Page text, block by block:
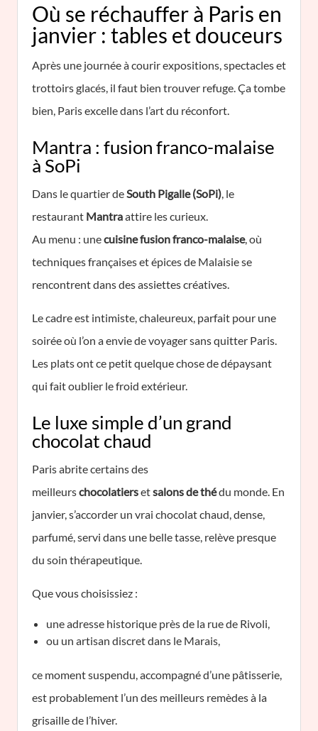
Où se réchauffer à Paris en
janvier : tables et douceurs
Après une journée à courir expositions, spectacles et
trottoirs glacés, il faut bien trouver refuge. Ça tombe
bien, Paris excelle dans l’art du réconfort.
Mantra : fusion franco-malaise
à SoPi
Dans le quartier deSouth Pigalle (SoPi), le
restaurant Mantraattire les curieux.
Au menu : unecuisine fusion franco-malaise, où
techniques françaises et épices de Malaisie se
rencontrent dans des assiettes créatives.
Le cadre est intimiste, chaleureux, parfait pour une
soirée où l’on a envie de voyager sans quitter Paris.
Les plats ont ce petit quelque chose de dépaysant
qui fait oublier le froid extérieur.
Le luxe simple d’un grand
chocolat chaud
Paris abrite certains des
meilleurschocolatiersetsalons de thédu monde. En
janvier, s’accorder un vrai chocolat chaud, dense,
parfumé, servi dans une belle tasse, relève presque
du soin thérapeutique.
Que vous choisissiez :
une adresse historique près de la rue de Rivoli,
ou un artisan discret dans le Marais,
ce moment suspendu, accompagné d’une pâtisserie,
est probablement l’un des meilleurs remèdes à la
grisaille de l’hiver.